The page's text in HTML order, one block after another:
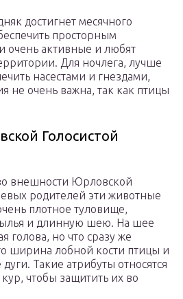
достигнет месячного
просторным
очень активные и любят
Для ночлега, лучше
насестами и гнездами,
не очень важна, так как птицы
Голосистой
внешности Юрловской
родителей эти животные
плотное туловище,
и длинную шею. На шее
голова, но что сразу же
ширина лобной кости птицы и
Такие атрибуты относятся
чтобы защитить их во